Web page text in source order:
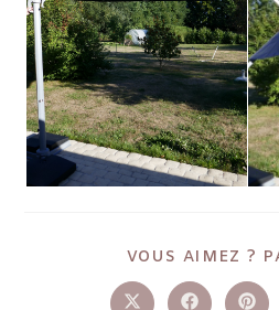
VOUS AIMEZ ?